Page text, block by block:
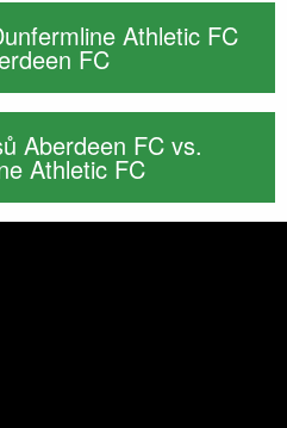
Athletic FC
FC
Aberdeen FC vs.
Athletic FC